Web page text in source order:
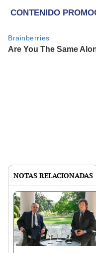
NOTAS RELACIONADAS